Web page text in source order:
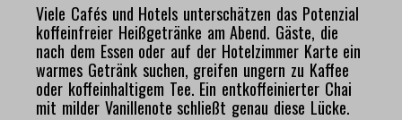
Viele Cafés und Hotels unterschätzen das Potenzial
koffeinfreier Heißgetränke am Abend. Gäste, die
nach dem Essen oder auf der Hotelzimmer Karte ein
warmes Getränk suchen, greifen ungern zu Kaffee
oder koffeinhaltigem Tee. Ein entkoffeinierter Chai
mit milder Vanillenote schließt genau diese Lücke.